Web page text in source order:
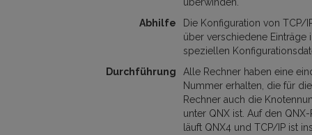
Abhilfe
Die Konfiguration von TCP/
über verschiedene Einträge
speziellen
Durchführung
Alle Rechner haben eine
Nummer erhalten, die für
Rechner auch die
unter QNX ist. Auf den
läuft QNX4 und TCP/IP ist